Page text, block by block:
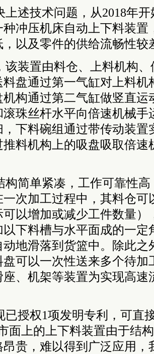
上述技术问题，从2018年
种冲压机床自动上下料装置
以及零件的供给流畅性较
该装置由料仓、上料机构
盘通过第一气缸对上料机
构通过第二气缸做竖直运
滚珠丝杆水平向倍速机械
下料碗组通过带传动装置
料机构上的吸盘吸取倍速
构简单紧凑，工作可靠性
次加工过程中，其料仓可
以增加或减少工件数量）
下料槽与水平面成的一定
地滑落到货篮中。除此之
盘可以一次性送来多个待加
座、机架等装置为实现高速
已授权1项发明专利，可直
面上的上下料装置由于结
贵，难以得到广泛应用，